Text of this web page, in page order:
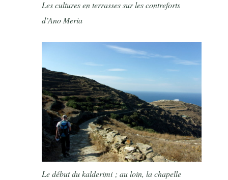
Les cultures en terrasses sur les contreforts
d’Ano Meria
Le début du kalderimi ; au loin, la chapelle